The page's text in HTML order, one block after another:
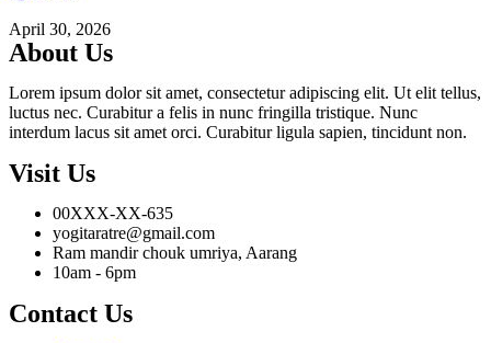
April 30, 2026
About Us
Lorem ipsum dolor sit amet, consectetur adipiscing elit. Ut elit tellus,
luctus nec. Curabitur a felis in nunc fringilla tristique. Nunc
interdum lacus sit amet orci. Curabitur ligula sapien, tincidunt non.
Visit Us
00XXX-XX-635
yogitaratre@gmail.com
Ram mandir chouk umriya, Aarang
10am - 6pm
Contact Us